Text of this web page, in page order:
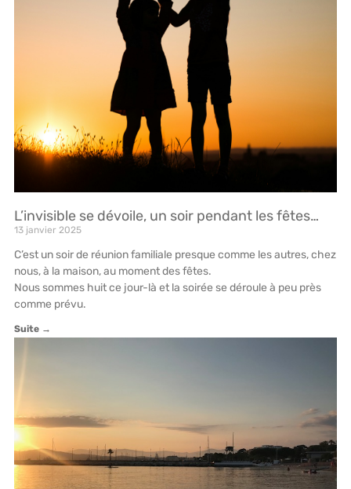
L’invisible se dévoile, un soir pendant les fêtes…
13 janvier 2025
C’est un soir de réunion familiale presque comme les autres, chez
nous, à la maison, au moment des fêtes.
Nous sommes huit ce jour-là et la soirée se déroule à peu près
comme prévu.
Suite →